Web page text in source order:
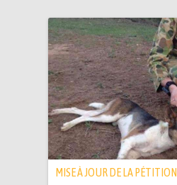
MISE À JOUR DE LA PÉTITION